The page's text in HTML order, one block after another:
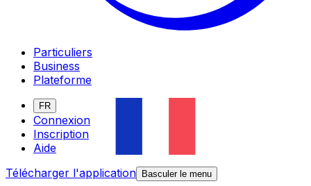
Particuliers
Business
Plateforme
FR
Connexion
Inscription
Aide
Télécharger l'application
Basculer le menu